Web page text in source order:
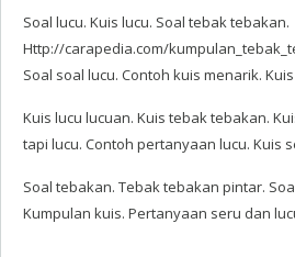
Soal lucu. Kuis lucu. Soal tebak tebakan.
Http://carapedia.com/
Soal soal lucu. Contoh kuis menarik.
Kuis lucu lucuan. Kuis tebak tebakan.
tapi lucu. Contoh pertanyaan lucu. Kuis
Soal tebakan. Tebak tebakan pintar.
Kumpulan kuis. Pertanyaan seru dan